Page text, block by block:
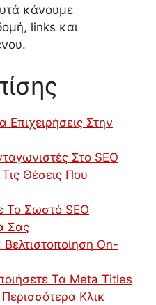
κάνουμε
links και
Επιχειρήσεις Στην
Στο SEO
Θέσεις Που
Το Σωστό SEO
Σας
On-
Τα Meta Titles
Κλικ